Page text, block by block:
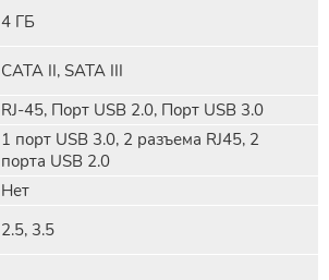
4 ГБ
САТА II, SATA III
RJ-45, Порт USB 2.0, Порт USB 3.0
1 порт USB 3.0, 2 разъема RJ45, 2
порта USB 2.0
Нет
2.5, 3.5